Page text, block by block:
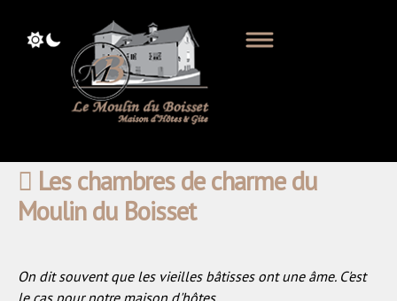
Les chambres de charme du
Moulin du Boisset
On dit souvent que les vieilles bâtisses ont une âme. C'est
le cas pour notre maison d'hôtes.